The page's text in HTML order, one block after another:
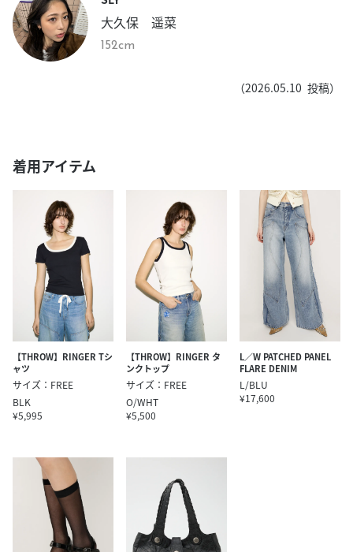
大久保 遥菜
152cm
（2026.05.10 投稿）
着用アイテム
【THROW】RINGER Tシ
ャツ
サイズ：FREE
BLK
¥5,995
【THROW】RINGER タ
ンクトップ
サイズ：FREE
O/WHT
¥5,500
L／W PATCHED PANEL
FLARE DENIM
L/BLU
¥17,600